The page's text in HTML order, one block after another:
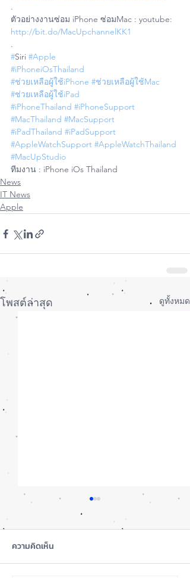
.
ตัวอย่างงานซ่อม iPhone ซ่อมMac : youtube:
http://bit.do/MacUpchannelKK1
.
#Siri #Apple
#iPhoneiOsThailand
#ช่วยเหลือผู้ใช้iPhone #ช่วยเหลือผู้ใช้Mac
#ช่วยเหลือผู้ใช้iPad
#iPhoneThailand #iPhoneSupport
#MacThailand #MacSupport
#iPadThailand #iPadSupport
#AppleWatchSupport #AppleWatchThailand
#MacUpStudio
ทีมงาน : iPhone iOs Thailand
News
IT News
Apple
โพสต์ล่าสุด ดูทั้งหมด
ความคิดเห็น